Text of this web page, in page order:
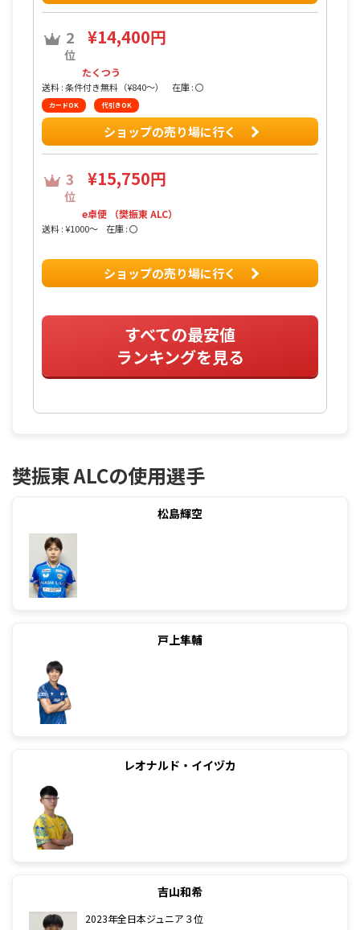
2
位
¥14,400円
たくつう
送料 : 条件付き無料（¥840〜） 在庫 : 〇
カードOK 代引きOK
ショップの売り場に行く
3
位
¥15,750円
e卓便 （樊振東 ALC）
送料 : ¥1000〜 在庫 : 〇
ショップの売り場に行く
すべての最安値
ランキングを見る
樊振東 ALCの使用選手
松島輝空
戸上隼輔
レオナルド・イイヅカ
吉山和希
2023年全日本ジュニア３位